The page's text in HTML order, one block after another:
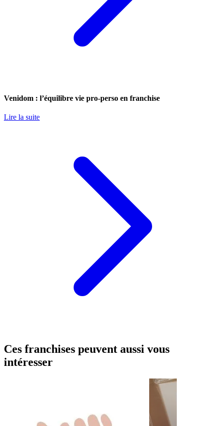
Venidom : l’équilibre vie pro-perso en franchise
Lire la suite
Ces franchises peuvent aussi vous
intéresser